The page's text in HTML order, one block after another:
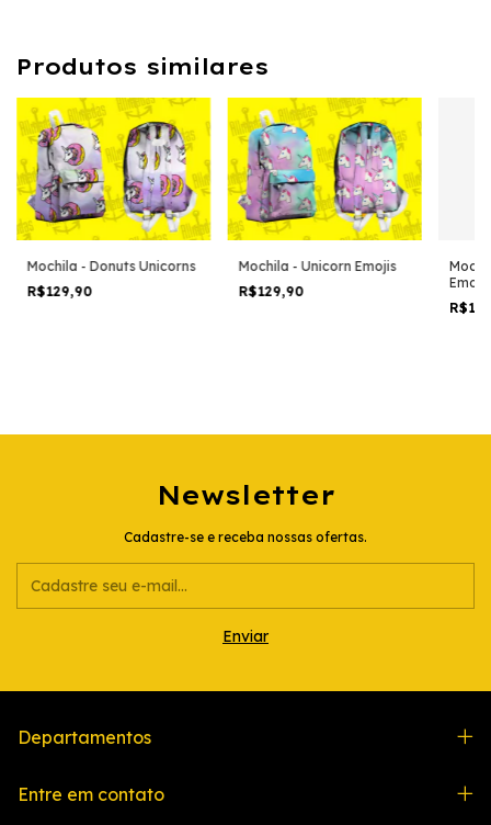
Produtos similares
Mochila - Donuts Unicorns
R$129,90
Mochila - Unicorn Emojis
R$129,90
Emoji
Newsletter
Cadastre-se e receba nossas ofertas.
Departamentos
Entre em contato